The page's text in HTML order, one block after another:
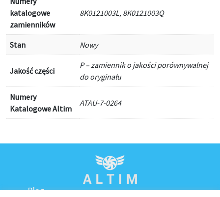
katalogowe
zamienników
8K0121003L, 8K0121003Q
Stan Nowy
Jakość części
P – zamiennik o jakości porównywalnej
do oryginału
Numery
Katalogowe Altim
ATAU-7-0264
Blog